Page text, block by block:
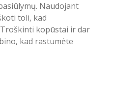
Naudojant
toli, kad
kopūstai ir dar
kad rastumėte